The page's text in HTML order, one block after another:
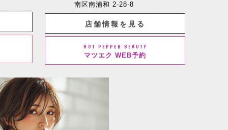
南区南浦和 2-28-8
店舗情報を見る
HOT PEPPER BEAUTY
マツエク WEB予約